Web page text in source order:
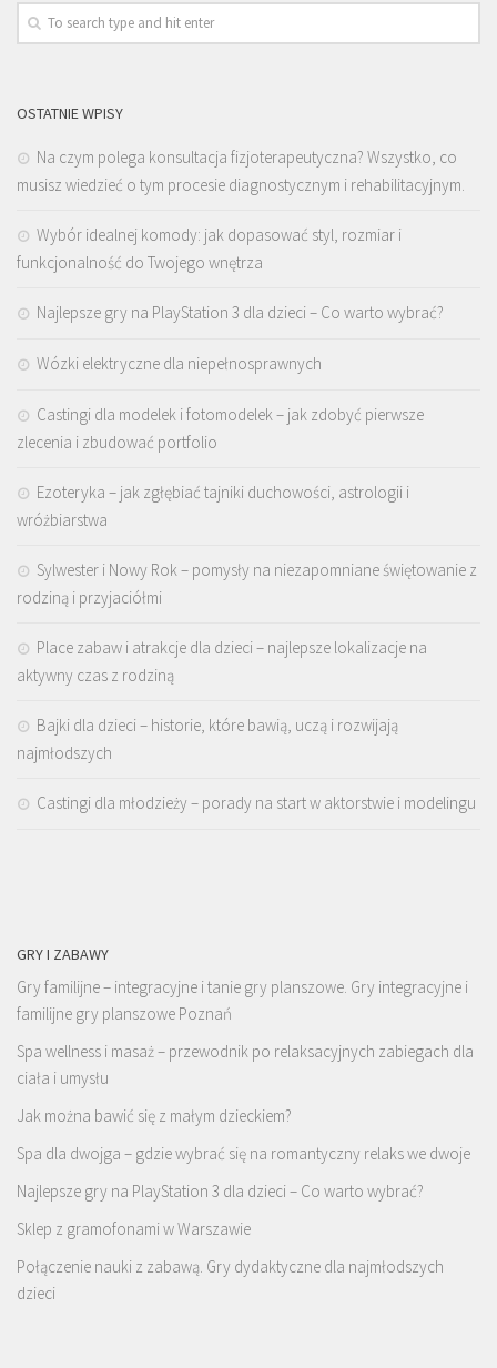
OSTATNIE WPISY
Na czym polega konsultacja fizjoterapeutyczna? Wszystko, co
musisz wiedzieć o tym procesie diagnostycznym i rehabilitacyjnym.
Wybór idealnej komody: jak dopasować styl, rozmiar i
funkcjonalność do Twojego wnętrza
Najlepsze gry na PlayStation 3 dla dzieci – Co warto wybrać?
Wózki elektryczne dla niepełnosprawnych
Castingi dla modelek i fotomodelek – jak zdobyć pierwsze
zlecenia i zbudować portfolio
Ezoteryka – jak zgłębiać tajniki duchowości, astrologii i
wróżbiarstwa
Sylwester i Nowy Rok – pomysły na niezapomniane świętowanie z
rodziną i przyjaciółmi
Place zabaw i atrakcje dla dzieci – najlepsze lokalizacje na
aktywny czas z rodziną
Bajki dla dzieci – historie, które bawią, uczą i rozwijają
najmłodszych
Castingi dla młodzieży – porady na start w aktorstwie i modelingu
GRY I ZABAWY
Gry familijne – integracyjne i tanie gry planszowe. Gry integracyjne i
familijne gry planszowe Poznań
Spa wellness i masaż – przewodnik po relaksacyjnych zabiegach dla
ciała i umysłu
Jak można bawić się z małym dzieckiem?
Spa dla dwojga – gdzie wybrać się na romantyczny relaks we dwoje
Najlepsze gry na PlayStation 3 dla dzieci – Co warto wybrać?
Sklep z gramofonami w Warszawie
Połączenie nauki z zabawą. Gry dydaktyczne dla najmłodszych
dzieci